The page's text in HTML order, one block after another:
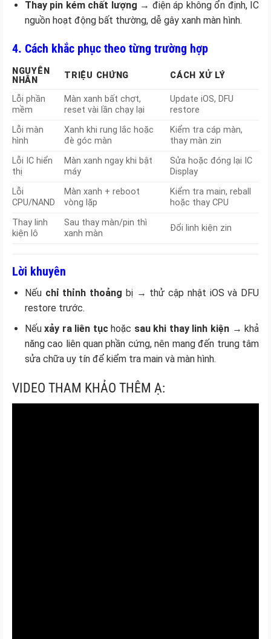
Thay pin kém chất lượng → điện áp không ổn định, IC
nguồn hoạt động bất thường, dễ gây xanh màn hình.
4. Cách khắc phục theo từng trường hợp
NGUYÊN
NHÂN
TRIỆU CHỨNG CÁCH XỬ LÝ
Lỗi phần
mềm
Màn xanh bất chợt,
reset vài lần chạy lại
Update iOS, DFU
restore
Lỗi màn
hình
Xanh khi rung lắc hoặc
đè góc màn
Kiểm tra cáp màn,
thay màn zin
Lỗi IC hiển
thị
Màn xanh ngay khi bật
máy
Sửa hoặc đóng lại IC
Display
Lỗi
CPU/NAND
Màn xanh + reboot
vòng lặp
Kiểm tra main, reball
hoặc thay CPU
Thay linh
kiện lô
Sau thay màn/pin thì
xanh màn
Đổi linh kiện zin
Lời khuyên
Nếu chỉ thỉnh thoảng bị → thử cập nhật iOS và DFU
restore trước.
Nếuxảy ra liên tụchoặc sau khi thay linh kiện → khả
năng cao liên quan phần cứng, nên mang đến trung tâm
sửa chữa uy tín để kiểm tra main và màn hình.
VIDEO THAM KHẢO THÊM Ạ: